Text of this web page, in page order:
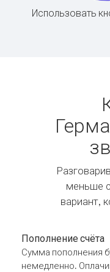
Использовать
меньше
вариант,
Пополнение счёта
Сумма пополнения
немедленно.